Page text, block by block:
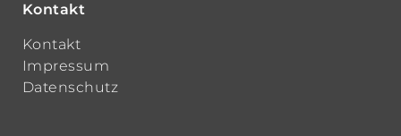
Kontakt
Kontakt
Impressum
Datenschutz